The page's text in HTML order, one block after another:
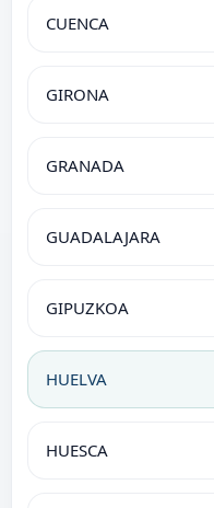
CUENCA
GIRONA
GRANADA
GUADALAJARA
GIPUZKOA
HUELVA
HUESCA